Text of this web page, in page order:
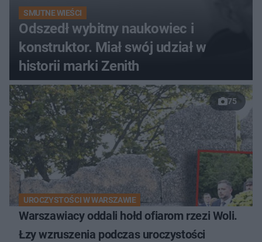
SMUTNE WIEŚCI
Odszedł wybitny naukowiec i
konstruktor. Miał swój udział w
historii marki Zenith
75
UROCZYSTOŚCI W WARSZAWIE
Warszawiacy oddali hołd ofiarom rzezi Woli.
Łzy wzruszenia podczas uroczystości